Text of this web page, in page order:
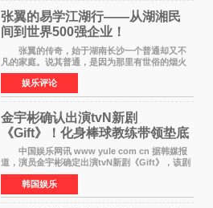
张翼的易学江湖行——从湖湘民
间到世界500强企业！
张翼的传奇，始于湖南长沙一个普通却又不
凡的家庭。说其普通，是因为那里有世俗的烟火
气；说其不凡，是因为家中有一位洞悉天地玄机
的长者——他的爷爷。作为当地的风水师，爷爷
是张翼走进易学
娱乐评论
金宇彬确认出演tvN新剧
《Gift》！化身棒球教练带领垫底
球队逆袭
中国娱乐网讯 www yule com cn 据韩媒报
道，演员金宇彬确定出演tvN新剧《Gift》，该剧
预计将于下半年播出，引发观众高度期待。
本剧改编自同名网络漫画，讲述一位经历意外事
故后获得特殊
韩国娱乐